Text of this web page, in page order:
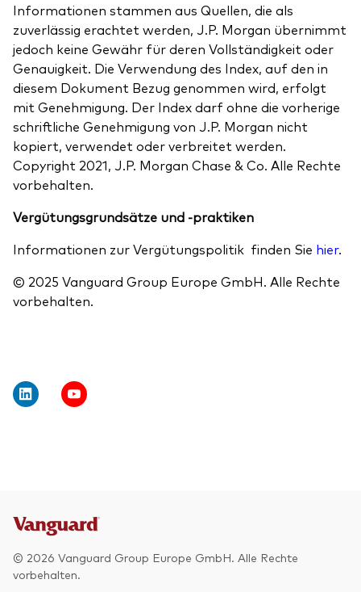
Informationen stammen aus Quellen, die als
zuverlässig erachtet werden, J.P. Morgan übernimmt
jedoch keine Gewähr für deren Vollständigkeit oder
Genauigkeit. Die Verwendung des Index, auf den in
diesem Dokument Bezug genommen wird, erfolgt
mit Genehmigung. Der Index darf ohne die vorherige
schriftliche Genehmigung von J.P. Morgan nicht
kopiert, verwendet oder verbreitet werden.
Copyright 2021, J.P. Morgan Chase & Co. Alle Rechte
vorbehalten.
Vergütungsgrundsätze und -praktiken
Informationen zur Vergütungspolitik finden Sie hier.
© 2025 Vanguard Group Europe GmbH. Alle Rechte
vorbehalten.
© 2026 Vanguard Group Europe GmbH. Alle Rechte
vorbehalten.